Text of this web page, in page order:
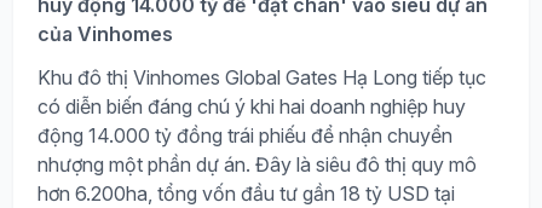
của Vinhomes
Khu đô thị Vinhomes Global Gates Hạ Long tiếp tục
có diễn biến đáng chú ý khi hai doanh nghiệp huy
động 14.000 tỷ đồng trái phiếu để nhận chuyển
nhượng một phần dự án. Đây là siêu đô thị quy mô
hơn 6.200ha, tổng vốn đầu tư gần 18 tỷ USD tại